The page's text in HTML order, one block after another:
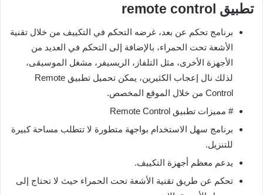
تطبيق remote control
برنامج تحكم عن بعد، غرضه التحكم في التكييف من خلال تقنية
الأشعة تحت الحمراء، بالإضافة إلى التحكم في العديد من
الأجهزة الأخرى، مثل التلفاز، الريسيفر، مشغل الموسيقى،
لذلك نال إعجاب الكثيرين، يمكن تحميل تطبيق Remote
Control من خلال الموقع المخصص.
# مميزات تطبيق Remote Control
برنامج سهل الاستخدام بواجهة متطورة لا تتطلب مساحة كبيرة
للتنزيل.
يدعم معظم أجهزة التكييف.
تحكم عن طريق تقنية الأشعة تحت الحمراء حيث لا تحتاج إلى